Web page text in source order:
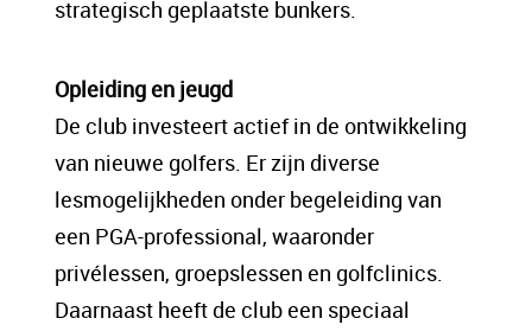
strategisch geplaatste bunkers.
Opleiding en jeugd
De club investeert actief in de ontwikkeling
van nieuwe golfers. Er zijn diverse
lesmogelijkheden onder begeleiding van
een PGA-professional, waaronder
privélessen, groepslessen en golfclinics.
Daarnaast heeft de club een speciaal